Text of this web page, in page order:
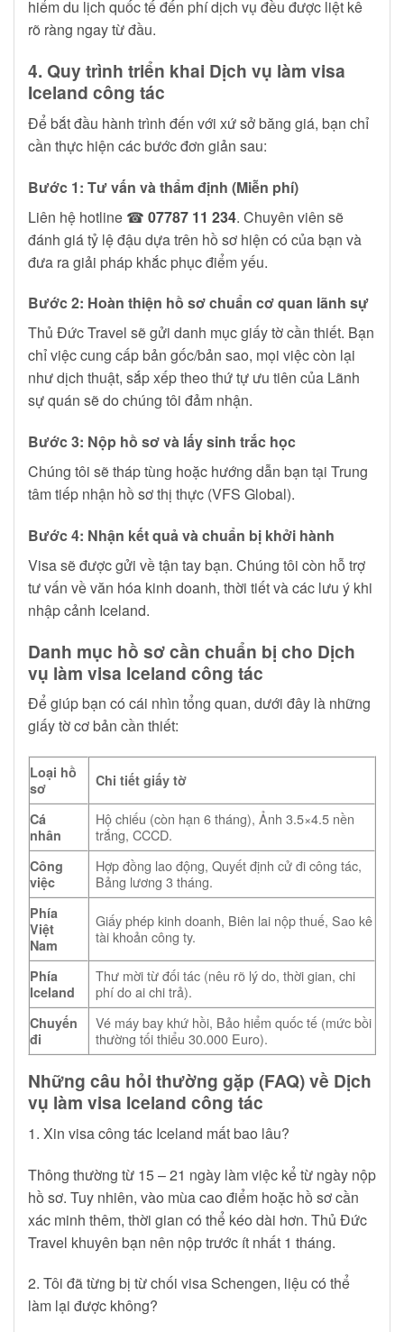
hiểm du lịch quốc tế đến phí dịch vụ đều được liệt kê
rõ ràng ngay từ đầu.
4. Quy trình triển khai Dịch vụ làm visa
Iceland công tác
Để bắt đầu hành trình đến với xứ sở băng giá, bạn chỉ
cần thực hiện các bước đơn giản sau:
Bước 1: Tư vấn và thẩm định (Miễn phí)
Liên hệ hotline ☎ 07787 11 234. Chuyên viên sẽ
đánh giá tỷ lệ đậu dựa trên hồ sơ hiện có của bạn và
đưa ra giải pháp khắc phục điểm yếu.
Bước 2: Hoàn thiện hồ sơ chuẩn cơ quan lãnh sự
Thủ Đức Travel sẽ gửi danh mục giấy tờ cần thiết. Bạn
chỉ việc cung cấp bản gốc/bản sao, mọi việc còn lại
như dịch thuật, sắp xếp theo thứ tự ưu tiên của Lãnh
sự quán sẽ do chúng tôi đảm nhận.
Bước 3: Nộp hồ sơ và lấy sinh trắc học
Chúng tôi sẽ tháp tùng hoặc hướng dẫn bạn tại Trung
tâm tiếp nhận hồ sơ thị thực (VFS Global).
Bước 4: Nhận kết quả và chuẩn bị khởi hành
Visa sẽ được gửi về tận tay bạn. Chúng tôi còn hỗ trợ
tư vấn về văn hóa kinh doanh, thời tiết và các lưu ý khi
nhập cảnh Iceland.
Danh mục hồ sơ cần chuẩn bị cho Dịch
vụ làm visa Iceland công tác
Để giúp bạn có cái nhìn tổng quan, dưới đây là những
giấy tờ cơ bản cần thiết:
Loại hồ
sơ
Chi tiết giấy tờ
Cá
nhân
Hộ chiếu (còn hạn 6 tháng), Ảnh 3.5×4.5 nền
trắng, CCCD.
Công
việc
Hợp đồng lao động, Quyết định cử đi công tác,
Bảng lương 3 tháng.
Phía
Việt
Nam
Giấy phép kinh doanh, Biên lai nộp thuế, Sao kê
tài khoản công ty.
Phía
Iceland
Thư mời từ đối tác (nêu rõ lý do, thời gian, chi
phí do ai chi trả).
Chuyến
đi
Vé máy bay khứ hồi, Bảo hiểm quốc tế (mức bồi
thường tối thiểu 30.000 Euro).
Những câu hỏi thường gặp (FAQ) về Dịch
vụ làm visa Iceland công tác
1. Xin visa công tác Iceland mất bao lâu?
Thông thường từ 15 – 21 ngày làm việc kể từ ngày nộp
hồ sơ. Tuy nhiên, vào mùa cao điểm hoặc hồ sơ cần
xác minh thêm, thời gian có thể kéo dài hơn. Thủ Đức
Travel khuyên bạn nên nộp trước ít nhất 1 tháng.
2. Tôi đã từng bị từ chối visa Schengen, liệu có thể
làm lại được không?